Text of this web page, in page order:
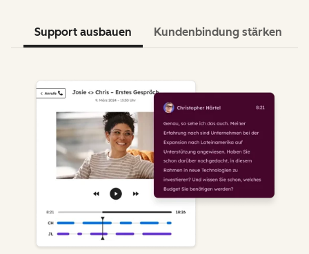
Support ausbauen Kundenbindung stärken